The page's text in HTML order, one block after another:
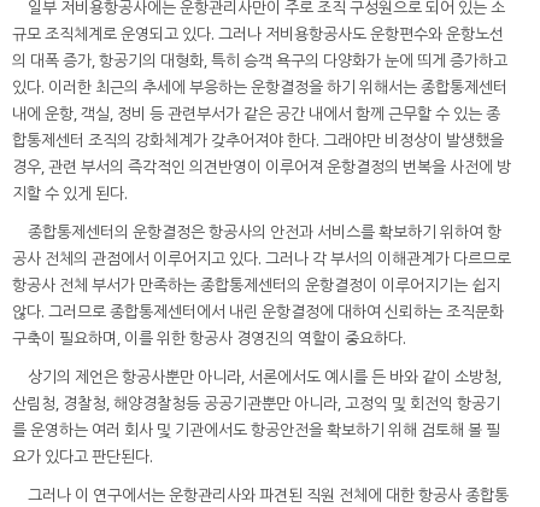
일부 저비용항공사에는 운항관리사만이 주로 조직 구성원으로 되어 있는 소
규모 조직체계로 운영되고 있다. 그러나 저비용항공사도 운항편수와 운항노선
의 대폭 증가, 항공기의 대형화, 특히 승객 욕구의 다양화가 눈에 띄게 증가하고
있다. 이러한 최근의 추세에 부응하는 운항결정을 하기 위해서는 종합통제센터
내에 운항, 객실, 정비 등 관련부서가 같은 공간 내에서 함께 근무할 수 있는 종
합통제센터 조직의 강화체계가 갖추어져야 한다. 그래야만 비정상이 발생했을
경우, 관련 부서의 즉각적인 의견반영이 이루어져 운항결정의 번복을 사전에 방
지할 수 있게 된다.
종합통제센터의 운항결정은 항공사의 안전과 서비스를 확보하기 위하여 항
공사 전체의 관점에서 이루어지고 있다. 그러나 각 부서의 이해관계가 다르므로
항공사 전체 부서가 만족하는 종합통제센터의 운항결정이 이루어지기는 쉽지
않다. 그러므로 종합통제센터에서 내린 운항결정에 대하여 신뢰하는 조직문화
구축이 필요하며, 이를 위한 항공사 경영진의 역할이 중요하다.
상기의 제언은 항공사뿐만 아니라, 서론에서도 예시를 든 바와 같이 소방청,
산림청, 경찰청, 해양경찰청등 공공기관뿐만 아니라, 고정익 및 회전익 항공기
를 운영하는 여러 회사 및 기관에서도 항공안전을 확보하기 위해 검토해 볼 필
요가 있다고 판단된다.
그러나 이 연구에서는 운항관리사와 파견된 직원 전체에 대한 항공사 종합통